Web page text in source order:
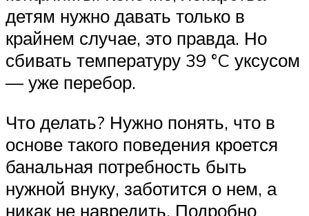
детям нужно давать только в
крайнем случае, это правда. Но
сбивать температуру 39 °C уксусом
— уже перебор.
Что делать? Нужно понять, что в
основе такого поведения кроется
банальная потребность быть
нужной внуку, заботится о нем, а
никак не навредить. Подробно